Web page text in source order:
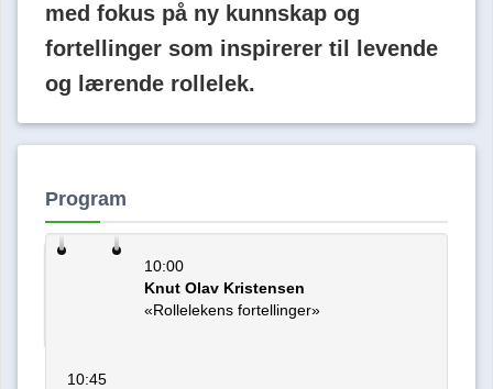
med fokus på ny kunnskap og
fortellinger som inspirerer til levende
og lærende rollelek.
Program
10:00
Knut Olav Kristensen
«Rollelekens fortellinger»
10:45